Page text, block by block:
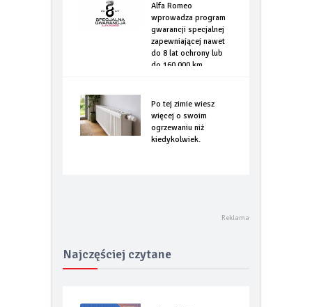
Alfa Romeo
wprowadza program
gwarancji specjalnej
zapewniającej nawet
do 8 lat ochrony lub
do 160.000 km
Po tej zimie wiesz
więcej o swoim
ogrzewaniu niż
kiedykolwiek.
Najczęściej czytane